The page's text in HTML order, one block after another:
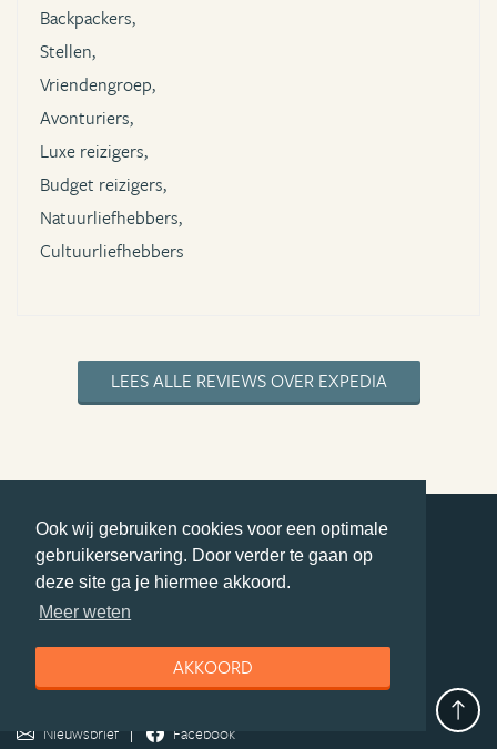
Ook wij gebruiken cookies voor een optimale
gebruikerservaring. Door verder te gaan op
deze site ga je hiermee akkoord.
Meer weten
AKKOORD
Backpackers,
Stellen,
Vriendengroep,
Avonturiers,
Luxe reizigers,
Budget reizigers,
Natuurliefhebbers,
Cultuurliefhebbers
LEES ALLE REVIEWS OVER EXPEDIA
deel deze pagina
© Getaway Travel
Privacy statement Disclaimer
Nieuwsbrief
Facebook